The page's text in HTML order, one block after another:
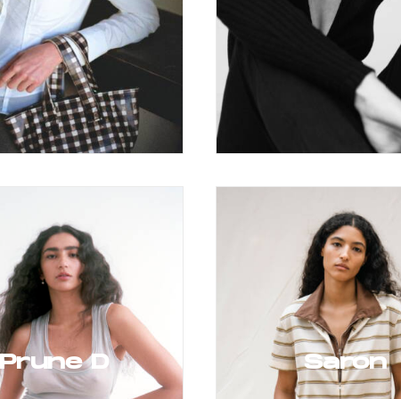
Prune D Saron